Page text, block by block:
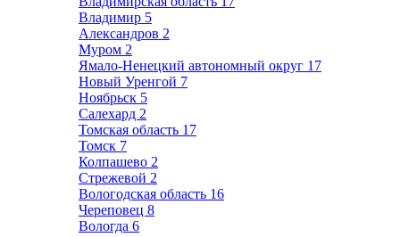
Владимир 5
Александров 2
Муром 2
Ямало-Ненецкий автономный округ 17
Новый Уренгой 7
Ноябрьск 5
Салехард 2
Томская область 17
Томск 7
Колпашево 2
Стрежевой 2
Вологодская область 16
Череповец 8
Вологда 6